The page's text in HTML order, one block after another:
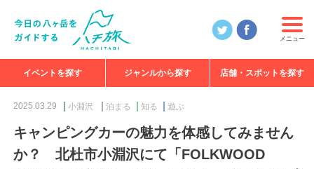
メニュー
イベントを探す ジャンルから探す 店舗・スポットを探す
2025.03.29 小淵沢 泊まる 知る 遊ぶ
キャンピングカーの魅力を体感してみません
か？ 北杜市小淵沢にて「FOLKWOOD